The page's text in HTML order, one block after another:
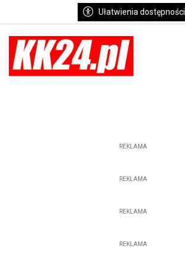
Ułatwienia dostępności
REKLAMA
REKLAMA
REKLAMA
REKLAMA